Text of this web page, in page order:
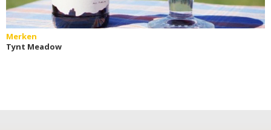
Merken
Tynt Meadow